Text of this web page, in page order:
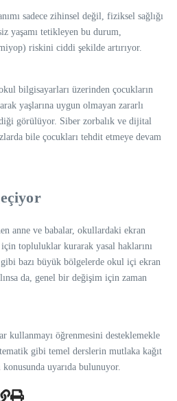
sadece zihinsel değil, fiziksel sağlığı
yaşamı tetikleyen bu durum,
riskini ciddi şekilde artırıyor.
bilgisayarları üzerinden çocukların
yaşlarına uygun olmayan zararlı
görülüyor. Siber zorbalık ve dijital
bile çocukları tehdit etmeye devam
anne ve babalar, okullardaki ekran
için topluluklar kurarak yasal haklarını
bazı büyük bölgelerde okul içi ekran
da, genel bir değişim için zaman
kullanmayı öğrenmesini desteklemekle
gibi temel derslerin mutlaka kağıt
uyarıda bulunuyor.